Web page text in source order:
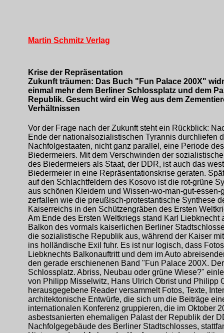
Martin Schmitz Verlag
Krise der Repräsentation
Zukunft träumen: Das Buch "Fun Palace 200X"
einmal mehr dem Berliner Schlossplatz und dem
Republik. Gesucht wird ein Weg aus dem
Verhältnissen
Vor der Frage nach der Zukunft steht ein Rückblick:
Ende der nationalsozialistischen Tyrannis durchliefen
Nachfolgestaaten, nicht ganz parallel, eine Periode des
Biedermeiers. Mit dem Verschwinden der
des Biedermeiers als Staat, der DDR, ist auch das
Biedermeier in eine Repräsentationskrise geraten.
auf den Schlachtfeldern des Kosovo ist die rot-grüne
aus schönen Kleidern und Wissen-wo-man-gut-essen-
zerfallen wie die preußisch-protestantische Synthese
Kaiserreichs in den Schützengräben des Ersten
Am Ende des Ersten Weltkriegs stand Karl Liebknecht
Balkon des vormals kaiserlichen Berliner
die sozialistische Republik aus, während der Kaiser
ins holländische Exil fuhr. Es ist nur logisch, dass
Liebknechts Balkonauftritt und dem im Auto
den gerade erschienenen Band "Fun Palace 200X.
Schlossplatz. Abriss, Neubau oder grüne Wiese?"
von Philipp Misselwitz, Hans Ulrich Obrist und Philipp
herausgegebene Reader versammelt Fotos, Texte,
architektonische Entwürfe, die sich um die Beiträge
internationalen Konferenz gruppieren, die im Oktober
asbestsanierten ehemaligen Palast der Republik der
Nachfolgegebäude des Berliner Stadtschlosses,